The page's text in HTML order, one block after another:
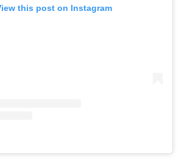
this post on Instagram